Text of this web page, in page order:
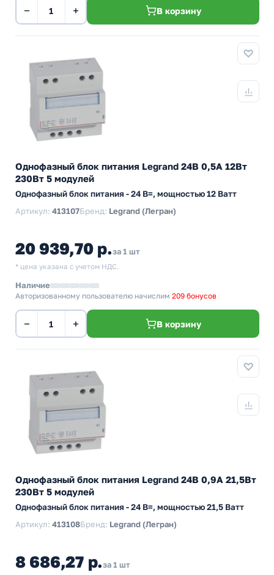
− + В корзину
Однофазный блок питания Legrand 24В 0,5А 12Вт
230Вт 5 модулей
Однофазный блок питания - 24 В=, мощностью 12 Ватт
Артикул: 413107Бренд: Legrand (Легран)
20 939,70 р.за 1 шт
* цена указана с учетом НДС.
Наличие
Авторизованному пользователю начислим 209 бонусов
− + В корзину
Однофазный блок питания Legrand 24В 0,9А 21,5Вт
230Вт 5 модулей
Однофазный блок питания - 24 В=, мощностью 21,5 Ватт
Артикул: 413108Бренд: Legrand (Легран)
8 686,27 р.за 1 шт